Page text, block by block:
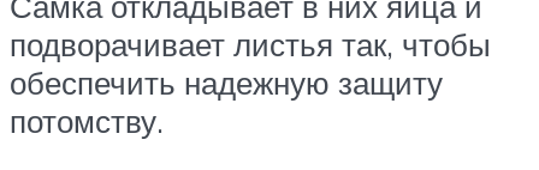
подворачивает листья так, чтобы
обеспечить надежную защиту
потомству.